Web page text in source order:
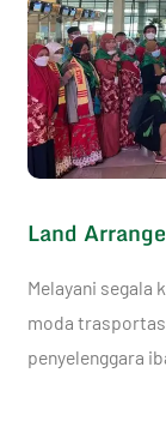
Land
Melayani segala
moda
penyelenggara